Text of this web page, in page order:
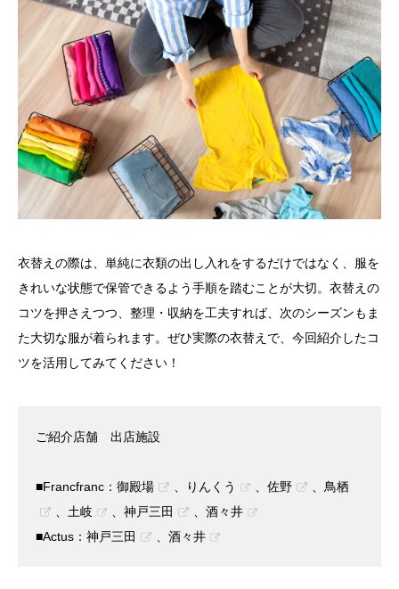
衣替えの際は、単純に衣類の出し入れをするだけではなく、服を
きれいな状態で保管できるよう手順を踏むことが大切。衣替えの
コツを押さえつつ、整理・収納を工夫すれば、次のシーズンもま
た大切な服が着られます。ぜひ実際の衣替えで、今回紹介したコ
ツを活用してみてください！
ご紹介店舗 出店施設
■Francfranc： 御殿場 りんくう 、佐野
鳥栖
土岐 、神戸三田
酒々井
■Actus： 神戸三田 酒々井